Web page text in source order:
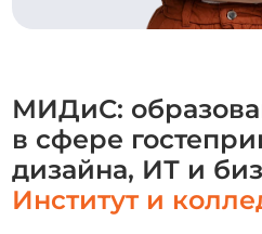
МИДиС:
в сфере
дизайна, ИТ и
Институт и